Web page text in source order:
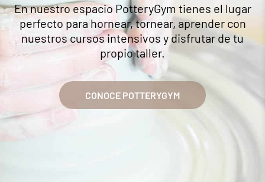
En nuestro espacio PotteryGym tienes el lugar
perfecto para hornear, tornear, aprender con
nuestros cursos intensivos y disfrutar de tu
propio taller.
CONOCE POTTERYGYM